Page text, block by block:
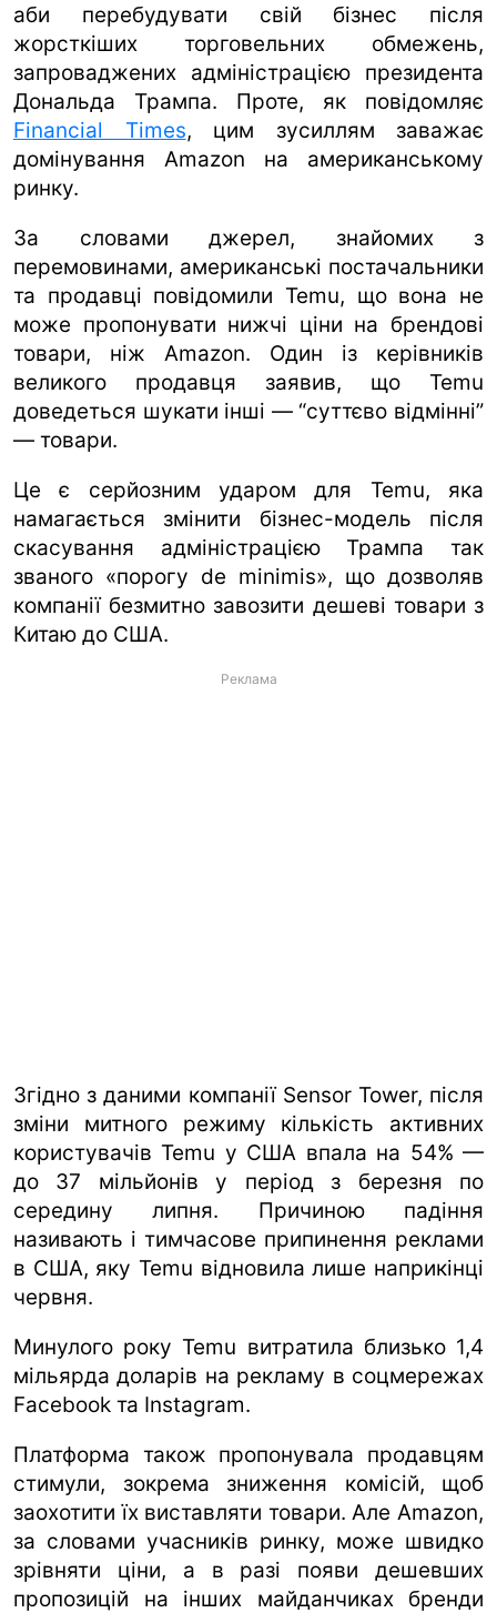
аби перебудувати свій бізнес після
жорсткіших торговельних обмежень,
запроваджених адміністрацією президента
Дональда Трампа. Проте, як повідомляє
Financial Times, цим зусиллям заважає
домінування Amazon на американському
ринку.
За словами джерел, знайомих з
перемовинами, американські постачальники
та продавці повідомили Temu, що вона не
може пропонувати нижчі ціни на брендові
товари, ніж Amazon. Один із керівників
великого продавця заявив, що Temu
доведеться шукати інші — “суттєво відмінні”
— товари.
Це є серйозним ударом для Temu, яка
намагається змінити бізнес-модель після
скасування адміністрацією Трампа так
званого «порогу de minimis», що дозволяв
компанії безмитно завозити дешеві товари з
Китаю до США.
Реклама
Згідно з даними компанії Sensor Tower, після
зміни митного режиму кількість активних
користувачів Temu у США впала на 54% —
до 37 мільйонів у період з березня по
середину липня. Причиною падіння
називають і тимчасове припинення реклами
в США, яку Temu відновила лише наприкінці
червня.
Минулого року Temu витратила близько 1,4
мільярда доларів на рекламу в соцмережах
Facebook та Instagram.
Платформа також пропонувала продавцям
стимули, зокрема зниження комісій, щоб
заохотити їх виставляти товари. Але Amazon,
за словами учасників ринку, може швидко
зрівняти ціни, а в разі появи дешевших
пропозицій на інших майданчиках бренди